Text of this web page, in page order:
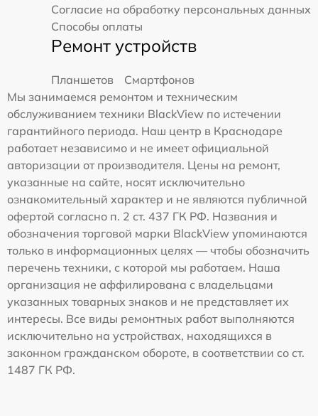
Согласие на обработку персональных данных
Способы оплаты
Ремонт устройств
Планшетов
Смартфонов
Мы занимаемся ремонтом и техническим
обслуживанием техники BlackView по истечении
гарантийного периода. Наш центр в Краснодаре
работает независимо и не имеет официальной
авторизации от производителя. Цены на ремонт,
указанные на сайте, носят исключительно
ознакомительный характер и не являются публичной
офертой согласно п. 2 ст. 437 ГК РФ. Названия и
обозначения торговой марки BlackView упоминаются
только в информационных целях — чтобы обозначить
перечень техники, с которой мы работаем. Наша
организация не аффилирована с владельцами
указанных товарных знаков и не представляет их
интересы. Все виды ремонтных работ выполняются
исключительно на устройствах, находящихся в
законном гражданском обороте, в соответствии со ст.
1487 ГК РФ.